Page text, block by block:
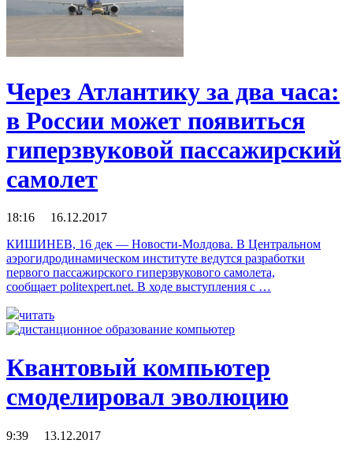
Через Атлантику за два часа:
в России может появиться
гиперзвуковой пассажирский
самолет
18:16 16.12.2017
КИШИНЕВ, 16 дек — Новости-Молдова. В Центральном
аэрогидродинамическом институте ведутся разработки
первого пассажирского гиперзвукового самолета,
сообщает politexpert.net. В ходе выступления с …
читать
Квантовый компьютер
смоделировал эволюцию
9:39 13.12.2017